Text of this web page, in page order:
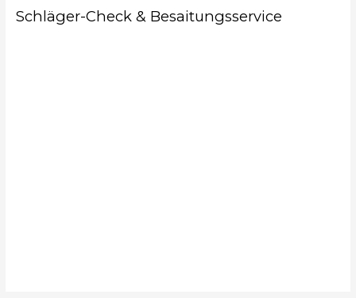
Schläger-Check & Besaitungsservice